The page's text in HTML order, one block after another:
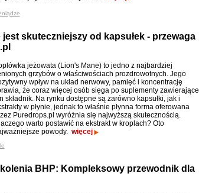
jest skuteczniejszy od kapsułek - przewaga
jeżowata (Lion's Mane) to jedno z najbardziej
grzybów o właściwościach prozdrowotnych. Jego
wpływ na układ nerwowy, pamięć i koncentrację
że coraz więcej osób sięga po suplementy zawierające
składnik. Na rynku dostępne są zarówno kapsułki, jak i
w płynie, jednak to właśnie płynna forma oferowana
Puredrops.pl wyróżnia się najwyższą skutecznością.
warto postawić na ekstrakt w kroplach? Oto
powody. więcej
BHP: Kompleksowy przewodnik dla